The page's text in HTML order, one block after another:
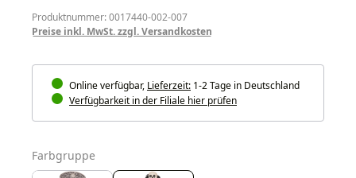
Produktnummer: 0017440-002-007
Preise inkl. MwSt. zzgl. Versandkosten
Online verfügbar, Lieferzeit: 1-2 Tage in Deutschland
Verfügbarkeit in der Filiale hier prüfen
Farbgruppe